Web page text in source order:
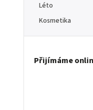
Léto
Kosmetika
Přijímáme